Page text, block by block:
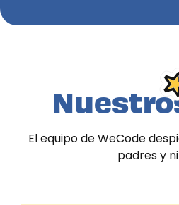
El equipo de WeCode
padres y